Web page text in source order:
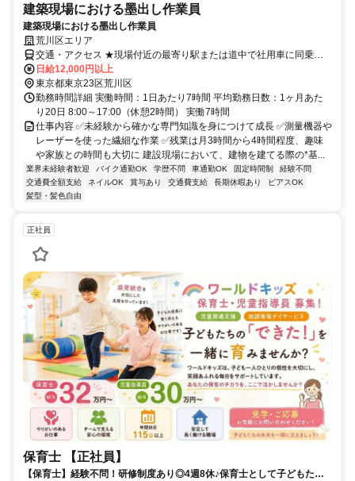
建築現場における墨出し作業員
建築現場における墨出し作業員
荒川区エリア
交通・アクセス ★現場付近の最寄り駅または道中で社用車に同乗す
る形となります。
日給12,000円以上
東京都東京23区荒川区
勤務時間詳細 実働時間：1日あたり7時間 平均勤務日数：1ヶ月あた
り20日 8:00～17:00（休憩2時間） 実働7時間
仕事内容 ✅️未経験から確かな専門知識を身につけて成長 ✅️測量機器や
レーザーを使った繊細な作業 ✅️残業は月3時間から4時間程度、趣味
や家族との時間も大切に 建設現場において、建物を建てる際の*基...
業界未経験者歓迎 バイク通勤OK 学歴不問 車通勤OK 固定時間制
経験不問
交通費全額支給
ネイルOK 賞与あり 交通費支給 長期休暇あり
ピアスOK
髪型・髪色自由
正社員
保育士 【正社員】
【保育士】経験不問！研修制度あり◎4週8休♪保育士として子どもたち